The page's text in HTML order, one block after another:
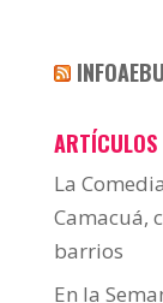
INFOAEBU
ARTÍCULOS
La
Camacuá,
barrios
En la